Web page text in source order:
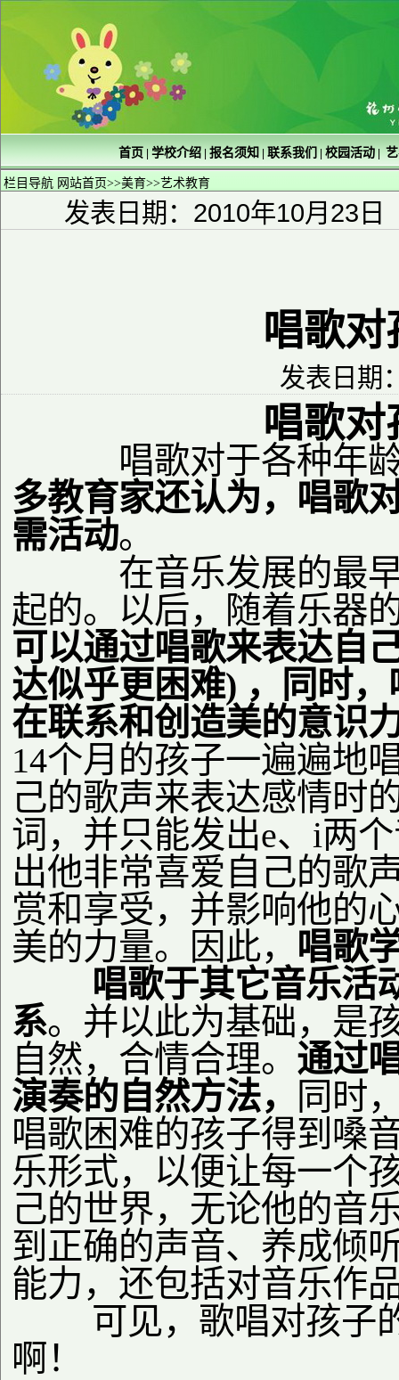
首页 学校介绍 报名须知 联系我们 校园活动
栏目导航 网站首页>>美育>>艺术教育
发表日期：2010年10月23日
唱歌对
发表日期
唱歌对
唱歌对于各种年
多教育家还认为，唱歌
需活动。
在音乐发展的最
起的。以后，随着乐器
可以通过唱歌来表达自
达似乎更困难) ，同时
在联系和创造美的意识
14个月的孩子一遍遍地
己的歌声来表达感情时
词，并只能发出e、 i两
出他非常喜爱自己的歌
赏和享受，并影响他的
美的力量。因此， 唱歌
唱歌于其它音乐活
系。并以此为基础，是
自然，合情合理。 通过
演奏的自然方法，
同时
唱歌困难的孩子得到嗓
乐形式，以便让每一个
己的世界，无论他的音
到正确的声音、养成倾
能力，还包括对音乐作
可见，歌唱对孩子
啊！